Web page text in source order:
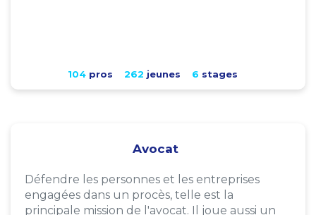
104pros 262 jeunes 6 stages
Avocat
Défendre les personnes et les entreprises
engagées dans un procès, telle est la
principale mission de l'avocat. Il joue aussi un